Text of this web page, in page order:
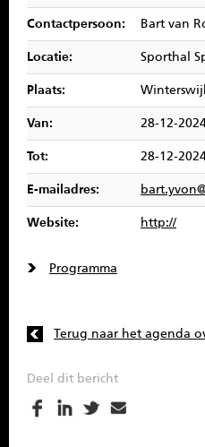
SENIOREN
SPONSOREN
CONTACT
Contactpersoon: Bart van
Locatie: Sporthal
Plaats:
Van: 28-12-
Tot: 28-12-
E-mailadres:
Website: http://
Programma
Terug naar het agenda
Deel dit bericht